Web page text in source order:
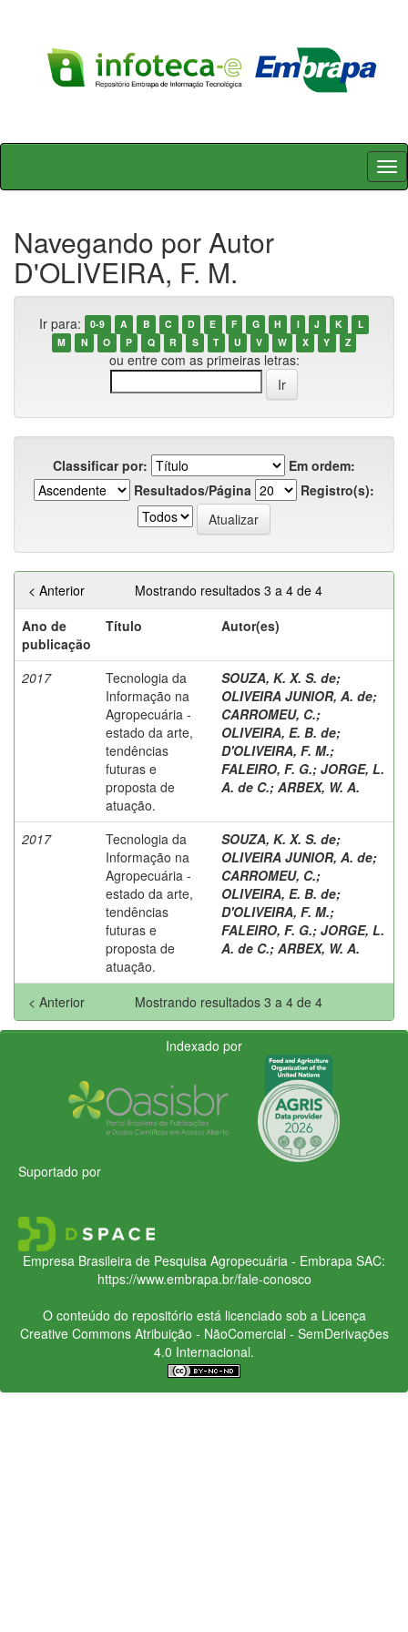
Skip
Navegando por Autor
D'OLIVEIRA, F. M.
Ir para: 0-9 A B C D E F G H I J K
L
M
N O P Q R S T U V W X Y Z
ou entre com as primeiras letras:
Classificar por:
Em ordem:
Resultados/Página
Registro(s):
Mostrando resultados 3 a 4 de 4
< Anterior
Ano de
publicação
Título Autor(es)
2017
Tecnologia da
Informação na
Agropecuária -
estado da arte,
tendências
futuras e
proposta de
atuação.
SOUZA, K. X. S. de;
OLIVEIRA JUNIOR, A. de;
CARROMEU, C.;
OLIVEIRA, E. B. de;
D'OLIVEIRA, F. M.;
FALEIRO, F. G.; JORGE, L.
A. de C.; ARBEX, W. A.
2017
Tecnologia da
Informação na
Agropecuária -
estado da arte,
tendências
futuras e
proposta de
atuação.
SOUZA, K. X. S. de;
OLIVEIRA JUNIOR, A. de;
CARROMEU, C.;
OLIVEIRA, E. B. de;
D'OLIVEIRA, F. M.;
FALEIRO, F. G.; JORGE, L.
A. de C.; ARBEX, W. A.
Mostrando resultados 3 a 4 de 4
< Anterior
Indexado por
Suportado por
Empresa Brasileira de Pesquisa Agropecuária - Embrapa SAC:
https://www.embrapa.br/fale-conosco
O conteúdo do repositório está licenciado sob a Licença
Creative CommonsAtribuição - NãoComercial - SemDerivações
4.0 Internacional.